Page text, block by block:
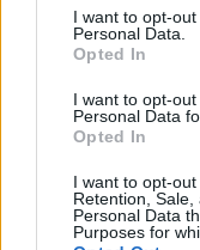
consent section.
I want to opt-
Personal Data.
Opted In
I want to opt-
Personal Data
Opted In
I want to opt-out
Retention,
Personal Data
Purposes for